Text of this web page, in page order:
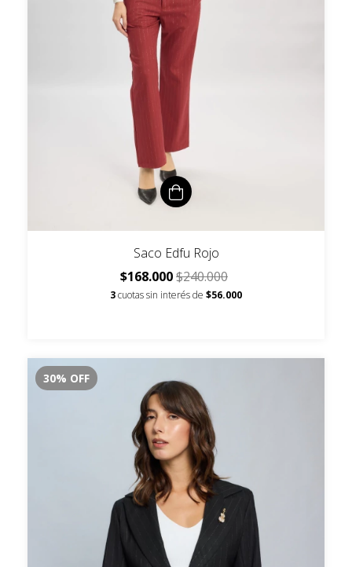
Saco Edfu Rojo
$168.000$240.000
3cuotas sin interés de $56.000
30% OFF